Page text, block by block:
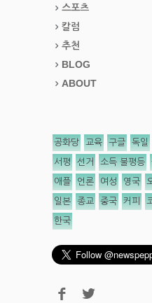
스포츠
칼럼
추천
BLOG
ABOUT
공화당 교육 구글 독일
서평 선거 소득 불평등
애플 언론 여성 영국
일본 종교 중국 커피
한국